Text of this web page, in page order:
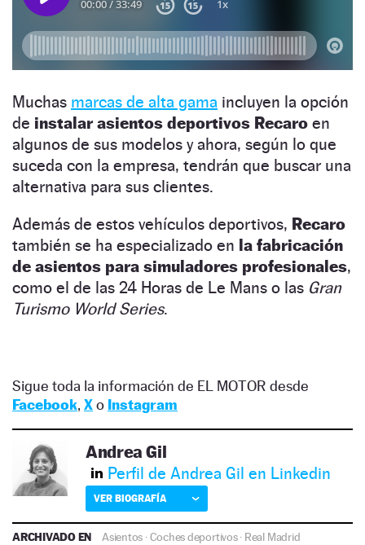
Muchas marcas de alta gama incluyen la opción
de instalar asientos deportivos Recaro en
algunos de sus modelos y ahora, según lo que
suceda con la empresa, tendrán que buscar una
alternativa para sus clientes.
Además de estos vehículos deportivos, Recaro
también se ha especializado en la fabricación
de asientos para simuladores profesionales,
como el de las 24 Horas de Le Mans o las Gran
Turismo World Series.
Sigue toda la información de EL MOTOR desde
Facebook, Xo Instagram
Andrea Gil
Perfil de Andrea Gil en Linkedin
VER BIOGRAFÍA
ARCHIVADO EN Asientos ·Coches deportivos· Real Madrid